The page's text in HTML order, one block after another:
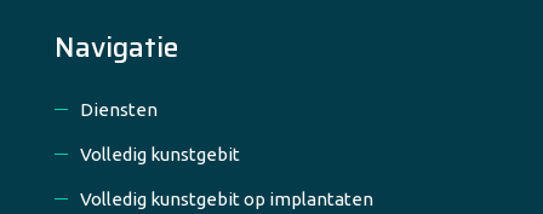
Navigatie
Diensten
Volledig kunstgebit
Volledig kunstgebit op implantaten